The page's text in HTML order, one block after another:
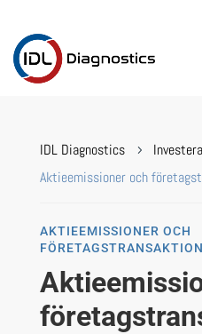
IDL Diagnostics 5
Aktieemissioner och
AKTIEEMISSIONER OCH